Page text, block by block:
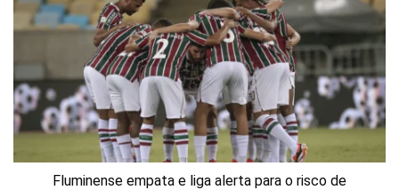
Fluminense empata e liga alerta para o risco de